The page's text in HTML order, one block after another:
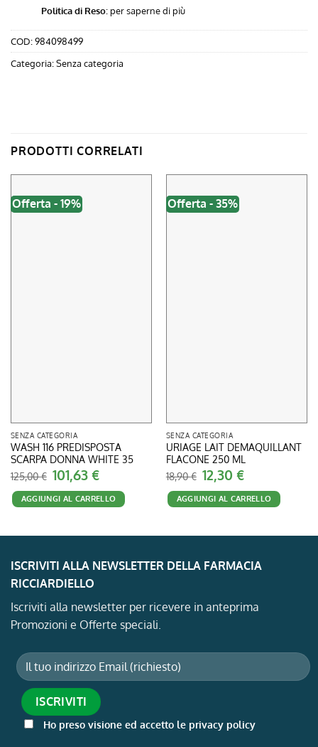
Politica di Reso:per saperne di più
COD:984098499
Categoria:Senza categoria
PRODOTTI CORRELATI
Offerta - 19%
SENZA CATEGORIA
WASH 116 PREDISPOSTA
SCARPA DONNA WHITE 35
125,00€ Il
prezzo
originale
era:
125,00 €.
101,63 €Il
prezzo
attuale
è:
101,63 €.
AGGIUNGI AL CARRELLO
Offerta - 35%
SENZA CATEGORIA
URIAGE LAIT DEMAQUILLANT
FLACONE 250 ML
18,90€ Il
prezzo
originale
era:
18,90 €.
12,30 €Il
prezzo
attuale
è:
12,30 €.
AGGIUNGI AL CARRELLO
ISCRIVITI ALLA NEWSLETTER DELLA FARMACIA
RICCIARDIELLO
Iscriviti alla newsletter per ricevere in anteprima
Promozioni e Offerte speciali.
Ho preso visione ed accetto le privacy policy